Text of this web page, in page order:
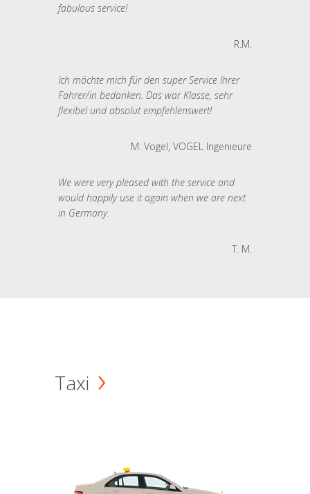
fabulous service!
R.M.
Ich möchte mich für den super Service Ihrer
Fahrer/in bedanken. Das war Klasse, sehr
flexibel und absolut empfehlenswert!
M. Vogel, VOGEL Ingenieure
We were very pleased with the service and
would happily use it again when we are next
in Germany.
T. M.
Taxi